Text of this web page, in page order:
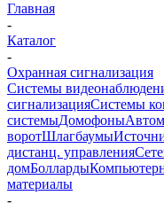
Главная
-
Каталог
-
Охранная сигнализация
Системы
сигнализацияСистемы
системыДомофоны
воротШлагбаумы
дистанц. управления
домБолларды
материалы
-